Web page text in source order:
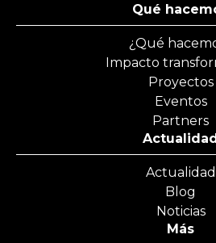
Qué
¿Qué
Impacto
Proyectos
Eventos
Partners
Actualidad
Blog
Noticias
Más